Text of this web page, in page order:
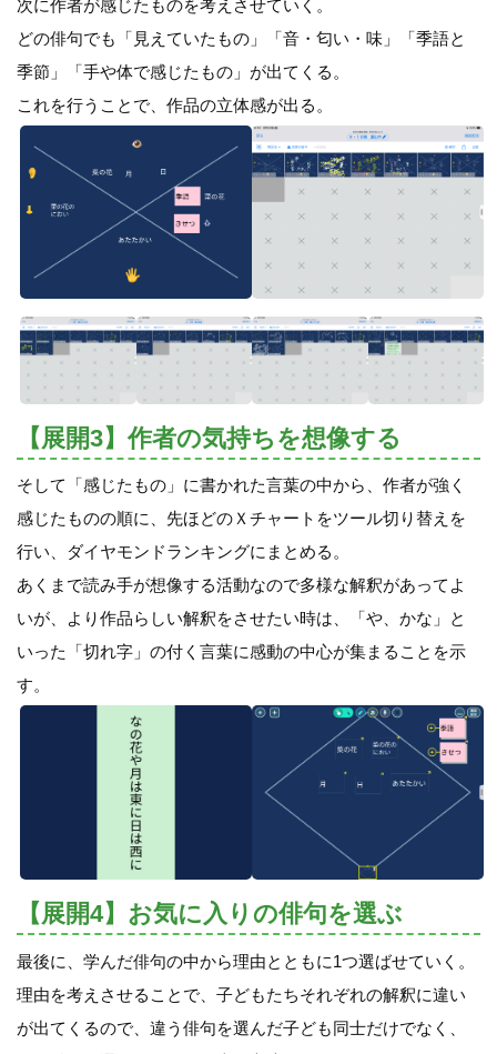
次に作者が感じたものを考えさせていく。
どの俳句でも「見えていたもの」「音・匂い・味」「季語と
季節」「手や体で感じたもの」が出てくる。
これを行うことで、作品の立体感が出る。
【展開3】作者の気持ちを想像する
そして「感じたもの」に書かれた言葉の中から、作者が強く
感じたものの順に、先ほどのＸチャートをツール切り替えを
行い、ダイヤモンドランキングにまとめる。
あくまで読み手が想像する活動なので多様な解釈があってよ
いが、より作品らしい解釈をさせたい時は、「や、かな」と
いった「切れ字」の付く言葉に感動の中心が集まることを示
す。
【展開4】お気に入りの俳句を選ぶ
最後に、学んだ俳句の中から理由とともに1つ選ばせていく。
理由を考えさせることで、子どもたちそれぞれの解釈に違い
が出てくるので、違う俳句を選んだ子ども同士だけでなく、